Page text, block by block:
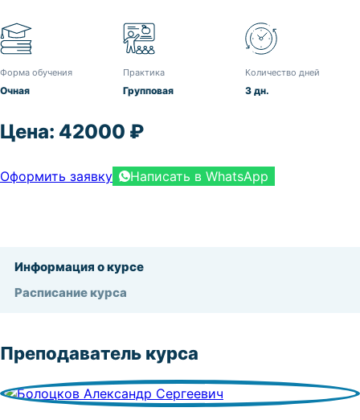
Форма обучения
Очная
Практика
Групповая
Количество дней
3 дн.
Цена: 42000 ₽
Оформить заявку Написать в WhatsApp
Информация о курсе
Расписание курса
Преподаватель курса